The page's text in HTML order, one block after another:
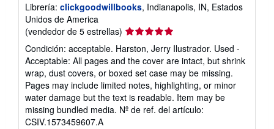
Librería: clickgoodwillbooks, Indianapolis, IN, Estados
Unidos de America
(vendedor de 5 estrellas) Calificación
del
vendedor:
5
de
5
estrellas
Condición: acceptable. Harston, Jerry Ilustrador. Used -
Acceptable: All pages and the cover are intact, but shrink
wrap, dust covers, or boxed set case may be missing.
Pages may include limited notes, highlighting, or minor
water damage but the text is readable. Item may be
missing bundled media. Nº de ref. del artículo:
CSIV.1573459607.A